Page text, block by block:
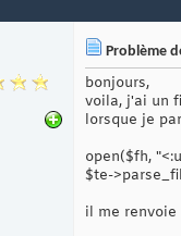
Problème
bonjours,
voila, j'ai un
lorsque je
open($fh,
$te-
il me renvoie